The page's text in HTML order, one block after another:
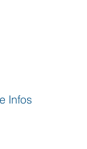
Infos